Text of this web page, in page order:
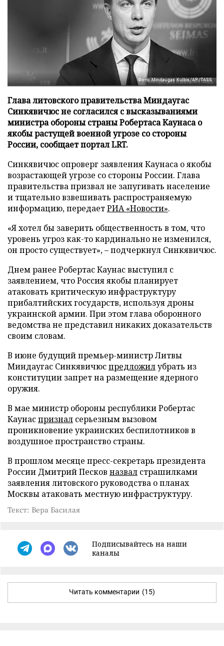
Фото: Mindaugas Kulbis/AP/TASS
Глава литовского правительства Миндаугас
Синкявичюс не согласился с высказываниями
министра обороны страны Робертаса Каунаса о
якобы растущей военной угрозе со стороны
России, сообщает портал LRT.
Синкявичюс опроверг заявления Каунаса о якобы
возрастающей угрозе со стороны России. Глава
правительства призвал не запугивать население
и тщательно взвешивать распространяемую
информацию, передаетРИА «Новости».
«Я хотел бы заверить общественность в том, что
уровень угроз как-то кардинально не изменился,
он просто существует», – подчеркнул Синкявичюс.
Днем ранее Робертас Каунас выступил с
заявлением, что Россия якобы планирует
атаковать критическую инфраструктуру
прибалтийских государств, используя дроны
украинской армии. При этом глава оборонного
ведомства не представил никаких доказательств
своим словам.
В июне будущий премьер-министр Литвы
Миндаугас Синкявичюспредложилубрать из
конституции запрет на размещение ядерного
оружия.
В мае министр обороны республики Робертас
Каунаспризнал серьезным вызовом
проникновение украинских беспилотников в
воздушное пространство страны.
В прошлом месяце пресс-секретарь президента
России Дмитрий Песков назвал страшилками
заявления литовского руководства о планах
Москвы атаковать местную инфраструктуру.
Текст: Вера Басилая
Подписывайтесь на наши
каналы
Читать комментарии (15)